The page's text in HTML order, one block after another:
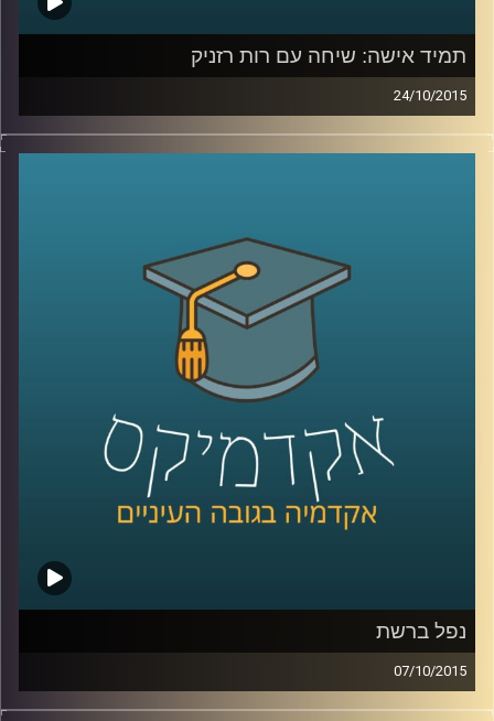
תמיד אישה: שיחה עם רות רזניק
24/10/2015
רות רזניק, מייסדת ויושבת ראש עמותת לא
בעשייה למען נשים במעגל האלימות ושזורים
בשירים והגיגים שכתבה, שיראו אור בספרה
"להיות אישה". תכנית מיוחדת לקראת
היום הבינלאומי למיגור האלימות נגד נשים
קרדיט תמונות: AudioVersity
נפל ברשת
07/10/2015
הרשת מבלבלת לנו את כל החוקים! פרופסור